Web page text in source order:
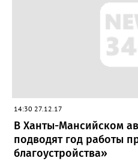
14:30 27.12.17
В Ханты-Мансийском
подводят год работы
благоустройства»